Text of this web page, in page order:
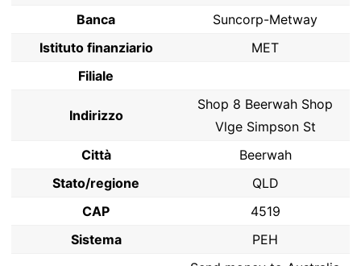
Banca
Suncorp-Metway
Istituto finanziario
MET
Filiale
Indirizzo
Shop 8 Beerwah Shop
Vlge Simpson St
Città
Beerwah
Stato/regione
QLD
CAP
4519
Sistema
PEH